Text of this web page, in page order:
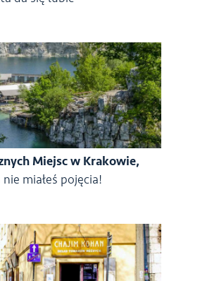
Miejsc w Krakowie,
miałeś pojęcia!